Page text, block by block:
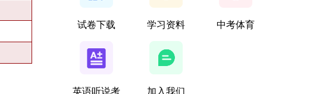
试卷下载 学习资料 中考体育
英语听说考 加入我们